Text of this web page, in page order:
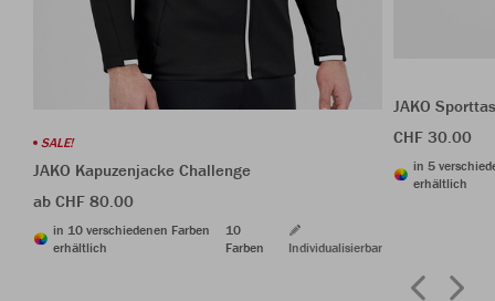
SALE!
JAKO Kapuzenjacke Challenge
ab CHF 80.00
in 10 verschiedenen Farben
erhältlich
10
Farben
Individualisierbar
JAKO
CHF 30.00
in 5
erhältlich